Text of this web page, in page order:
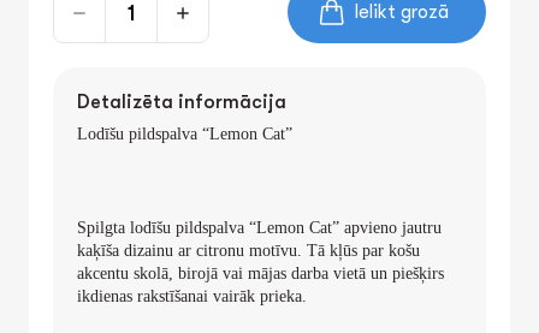
Ielikt grozā
Detalizēta informācija
Lodīšu pildspalva “Lemon Cat”
Spilgta lodīšu pildspalva “Lemon Cat” apvieno jautru
kaķīša dizainu ar citronu motīvu. Tā kļūs par košu
akcentu skolā, birojā vai mājas darba vietā un piešķirs
ikdienas rakstīšanai vairāk prieka.